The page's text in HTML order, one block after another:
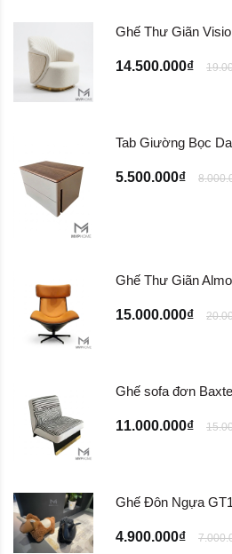
14.500.000₫
5.500.000₫
15.000.000₫
Ghế sofa đơn
11.000.000₫
Ghế Đôn Ngựa
4.900.000₫